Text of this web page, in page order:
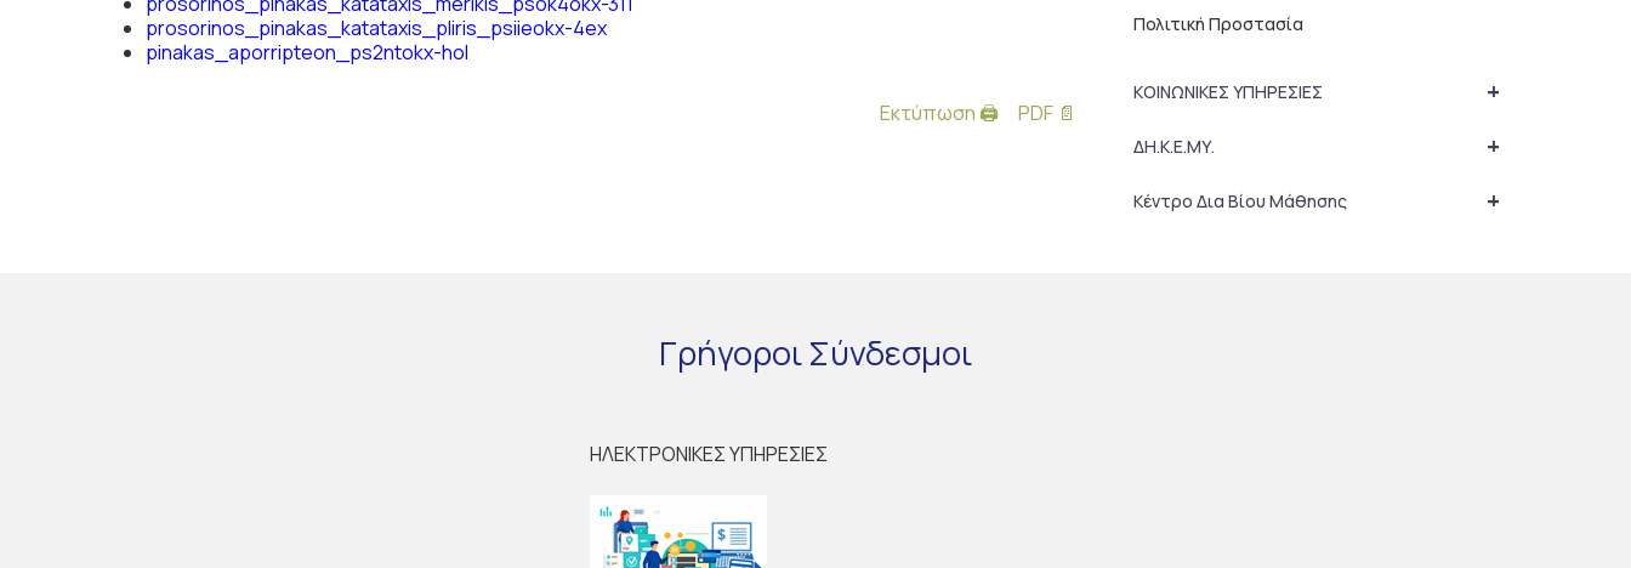
prosorinos_pinakas_katataxis_pliris_psiieokx-4ex
pinakas_aporripteon_ps2ntokx-hol
Εκτύπωση 🖨 PDF 📄
Πολιτική Προστασία
+
ΚΟΙΝΩΝΙΚΕΣ ΥΠΗΡΕΣΙΕΣ
+
ΔΗ.Κ.Ε.ΜΥ.
+
Κέντρο Δια Βίου Μάθησης
ΓρήγοροιΣύνδεσμοι
ΗΛΕΚΤΡΟΝΙΚΕΣ ΥΠΗΡΕΣΙΕΣ